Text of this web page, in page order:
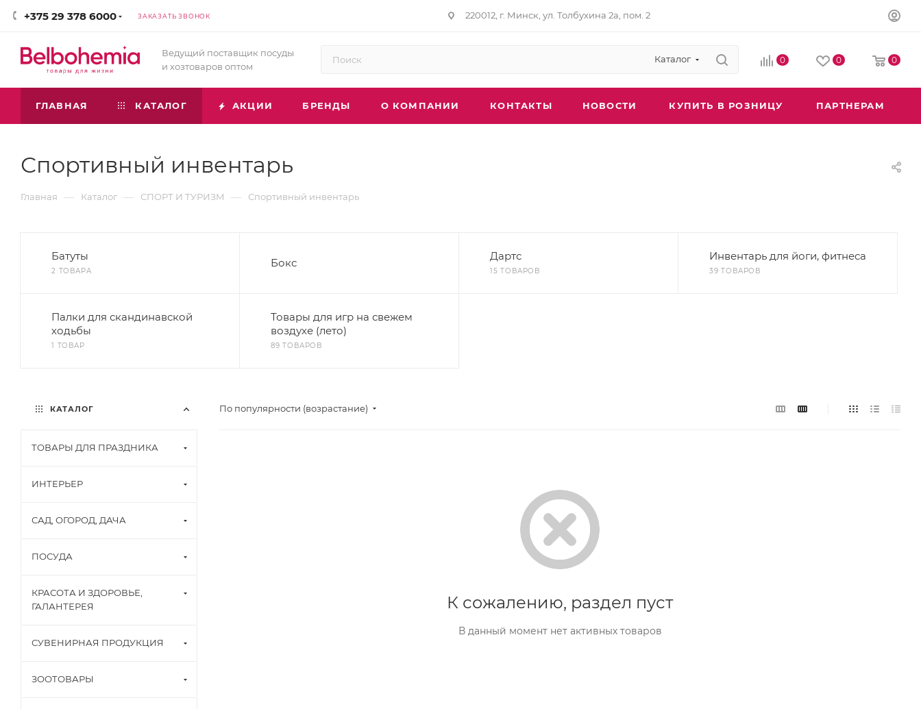
+375 29 378 6000 ЗАКАЗАТЬ ЗВОНОК 220012, г. Минск, ул. Толбухина 2а, пом. 2
Ведущий поставщик посуды
и хозтоваров оптом
Каталог 0 0 0
ГЛАВНАЯ КАТАЛОГ АКЦИИ БРЕНДЫ О КОМПАНИИ КОНТАКТЫ НОВОСТИ КУПИТЬ В РОЗНИЦУ ПАРТНЕРАМ
Спортивный инвентарь
Главная — Каталог — СПОРТ И ТУРИЗМ — Спортивный инвентарь
Батуты
2 ТОВАРА
Бокс
Дартс
15 ТОВАРОВ
Инвентарь для йоги, фитнеса
39 ТОВАРОВ
Палки для скандинавской
ходьбы
1 ТОВАР
Товары для игр на свежем
воздухе (лето)
89 ТОВАРОВ
По популярности (возрастание)
К сожалению, раздел пуст
В данный момент нет активных товаров
КАТАЛОГ
ТОВАРЫ ДЛЯ ПРАЗДНИКА
ИНТЕРЬЕР
САД, ОГОРОД, ДАЧА
ПОСУДА
КРАСОТА И ЗДОРОВЬЕ,
ГАЛАНТЕРЕЯ
СУВЕНИРНАЯ ПРОДУКЦИЯ
ЗООТОВАРЫ